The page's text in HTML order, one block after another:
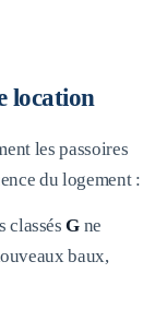
location
les passoires
du logement :
classésG ne
baux,